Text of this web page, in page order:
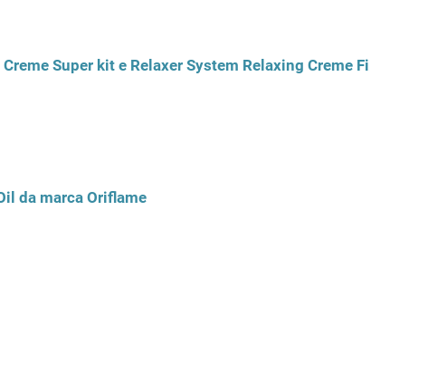
Super kit e Relaxer System Relaxing Creme Fine/
da marca Oriflame